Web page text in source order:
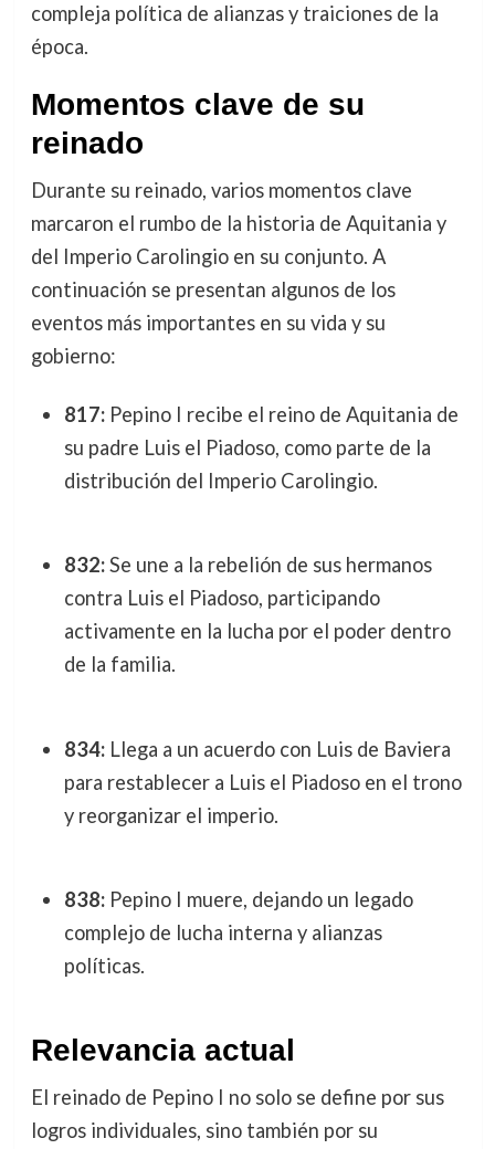
compleja política de alianzas y traiciones de la
época.
Momentos clave de su
reinado
Durante su reinado, varios momentos clave
marcaron el rumbo de la historia de Aquitania y
del Imperio Carolingio en su conjunto. A
continuación se presentan algunos de los
eventos más importantes en su vida y su
gobierno:
817:Pepino I recibe el reino de Aquitania de
su padre Luis el Piadoso, como parte de la
distribución del Imperio Carolingio.
832:Se une a la rebelión de sus hermanos
contra Luis el Piadoso, participando
activamente en la lucha por el poder dentro
de la familia.
834:Llega a un acuerdo con Luis de Baviera
para restablecer a Luis el Piadoso en el trono
y reorganizar el imperio.
838:Pepino I muere, dejando un legado
complejo de lucha interna y alianzas
políticas.
Relevancia actual
El reinado de Pepino I no solo se define por sus
logros individuales, sino también por su